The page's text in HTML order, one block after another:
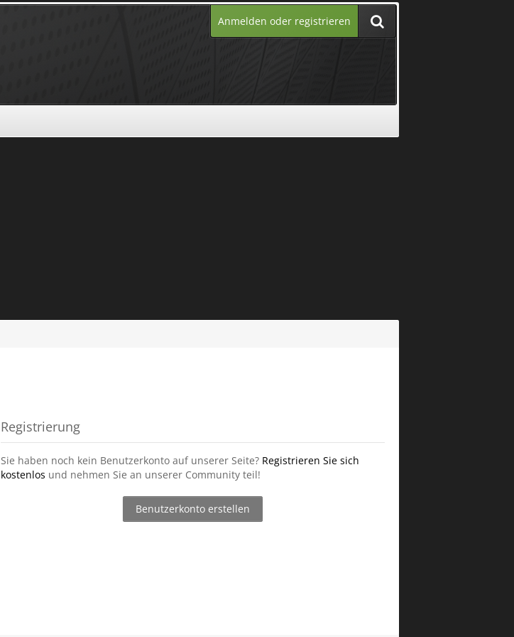
Anmelden oder registrieren
Registrierung
Sie haben noch kein Benutzerkonto auf unserer Seite? Registrieren Sie sich
kostenlos und nehmen Sie an unserer Community teil!
Benutzerkonto erstellen